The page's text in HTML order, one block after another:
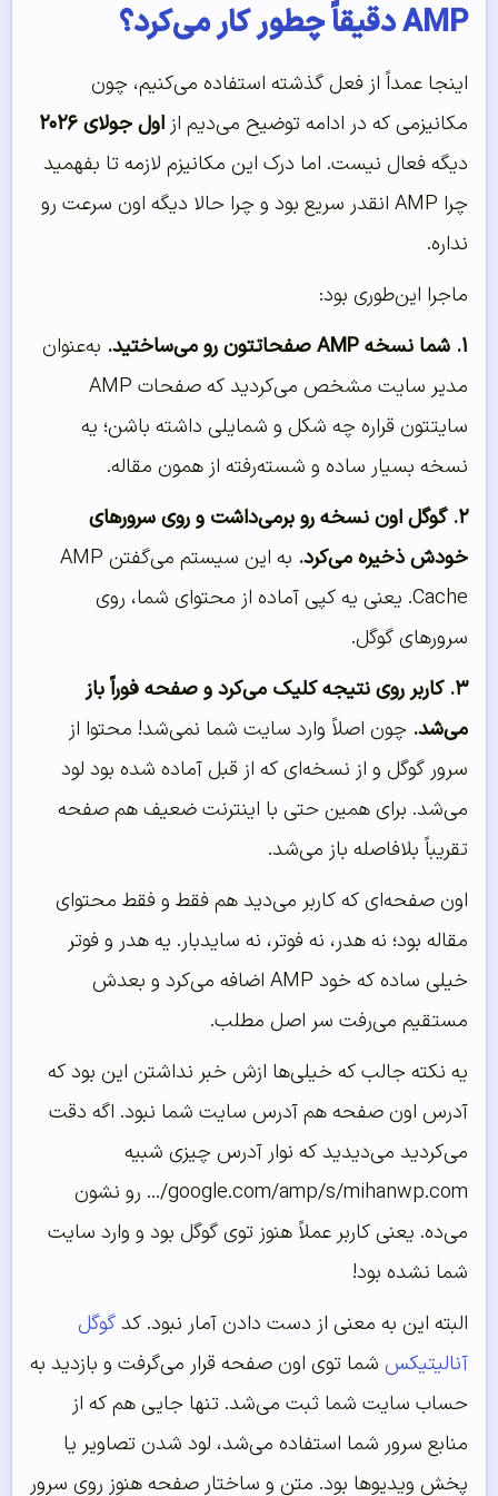
AMP دقیقاً چطور کار می‌کرد؟
اینجا عمداً از فعل گذشته استفاده می‌کنیم، چون
مکانیزمی که در ادامه توضیح می‌دیم از اول جولای ۲۰۲۶
دیگه فعال نیست. اما درک این مکانیزم لازمه تا بفهمید
چرا AMP انقدر سریع بود و چرا حالا دیگه اون سرعت رو
نداره.
ماجرا این‌طوری بود:
۱. شما نسخه AMP صفحاتتون رو می‌ساختید.
به‌عنوان
مدیر سایت مشخص می‌کردید که صفحات AMP
سایتتون قراره چه شکل و شمایلی داشته باشن؛ یه
نسخه بسیار ساده و شسته‌رفته از همون مقاله.
۲. گوگل اون نسخه رو برمی‌داشت و روی سرورهای
خودش ذخیره می‌کرد.
به این سیستم می‌گفتن AMP
Cache. یعنی یه کپی آماده از محتوای شما، روی
سرورهای گوگل.
۳. کاربر روی نتیجه کلیک می‌کرد و صفحه فوراً باز
می‌شد. چون اصلاً وارد سایت شما نمی‌شد! محتوا از
سرور گوگل و از نسخه‌ای که از قبل آماده شده بود لود
می‌شد. برای همین حتی با اینترنت ضعیف هم صفحه
تقریباً بلافاصله باز می‌شد.
اون صفحه‌ای که کاربر می‌دید هم فقط و فقط محتوای
مقاله بود؛ نه هدر، نه فوتر، نه سایدبار. یه هدر و فوتر
خیلی ساده که خود AMP اضافه می‌کرد و بعدش
مستقیم می‌رفت سر اصل مطلب.
یه نکته جالب که خیلی‌ها ازش خبر نداشتن این بود که
آدرس اون صفحه هم آدرس سایت شما نبود. اگه دقت
می‌کردید می‌دیدید که نوار آدرس چیزی شبیه
google.com/amp/s/mihanwp.com/...
رو نشون
می‌ده. یعنی کاربر عملاً هنوز توی گوگل بود و وارد سایت
شما نشده بود!
البته این به معنی از دست دادن آمار نبود. کدگوگل
آنالیتیکس شما توی اون صفحه قرار می‌گرفت و بازدید به
حساب سایت شما ثبت می‌شد. تنها جایی هم که از
منابع سرور شما استفاده می‌شد، لود شدن تصاویر یا
پخش ویدیوها بود. متن و ساختار صفحه هنوز روی سرور